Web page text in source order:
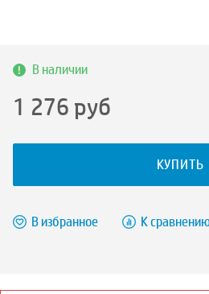
В наличии
1 276 руб
КУПИТЬ
В избранное К